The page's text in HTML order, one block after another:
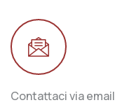
Contattaci via email